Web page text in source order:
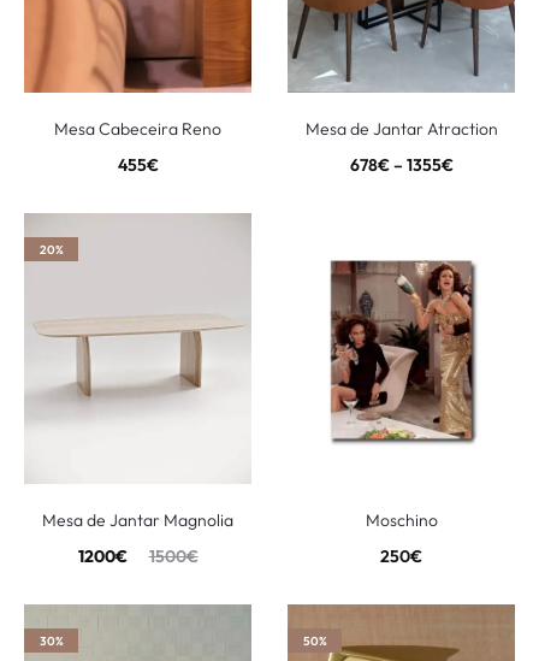
Mesa Cabeceira Reno
455€
Mesa de Jantar Atraction
678€– 1355€
20%
Mesa de Jantar Magnolia
1500€
1200€
Moschino
250€
30% 50%